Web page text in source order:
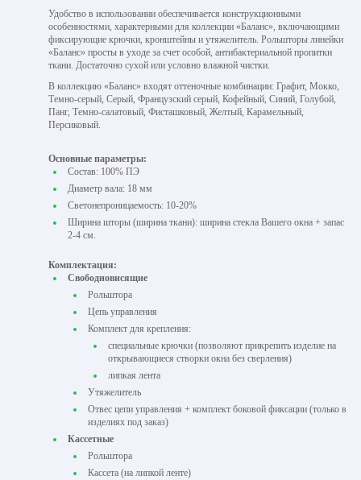
Удобство в использовании обеспечивается конструкционными
особенностями, характерными для коллекции «Баланс», включающими
фиксирующие крючки, кронштейны и утяжелитель. Рольшторы линейки
«Баланс» просты в уходе за счет особой, антибактериальной пропитки
ткани. Достаточно сухой или условно влажной чистки.
В коллекцию «Баланс» входят оттеночные комбинации: Графит, Мокко,
Темно-серый, Серый, Французский серый, Кофейный, Синий, Голубой,
Панг, Темно-салатовый, Фисташковый, Желтый, Карамельный,
Персиковый.
Основные параметры:
Состав: 100% ПЭ
Диаметр вала: 18 мм
Светонепроницаемость: 10-20%
Ширина шторы (ширина ткани): ширина стекла Вашего окна + запас
2-4 см.
Комплектация:
Свободновисящие
Рольштора
Цепь управления
Комплект для крепления:
специальные крючки (позволяют прикрепить изделие на
открывающиеся створки окна без сверления)
липкая лента
Утяжелитель
Отвес цепи управления + комплект боковой фиксации (только в
изделиях под заказ)
Кассетные
Рольштора
Кассета (на липкой ленте)